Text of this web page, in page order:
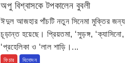
অপু বিশ্বাসকে টপকালেন বুবলী
ঈদুল আজহার পাঁচটি নতুন সিনেমা মুক্তির জন্য
চূড়ান্ত হয়েছে। প্রিয়তমা, ‘সুড়ঙ্গ, ‘ক্যাসিনো,
‘প্রহেলিকা ও ‘লাল শাড়ি।...
ফিচার বিনোদন